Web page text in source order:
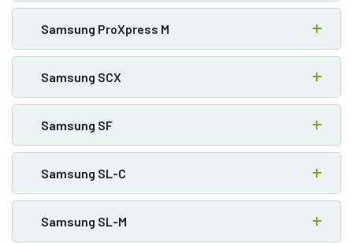
Samsung ProXpress M
Samsung SCX
Samsung SF
Samsung SL-C
Samsung SL-M